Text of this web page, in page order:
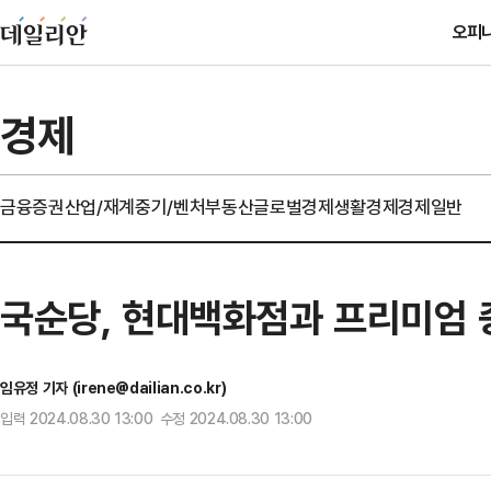
오피
경제
금융증권산업/재계중기/벤처부동산글로벌경제생활경제경제일반
국순당, 현대백화점과 프리미엄
임유정 기자 (irene@dailian.co.kr)
입력 2024.08.30 13:00 수정 2024.08.30 13:00